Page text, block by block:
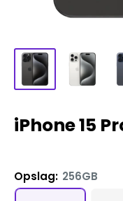
iPhone 15
Opslag: 256GB